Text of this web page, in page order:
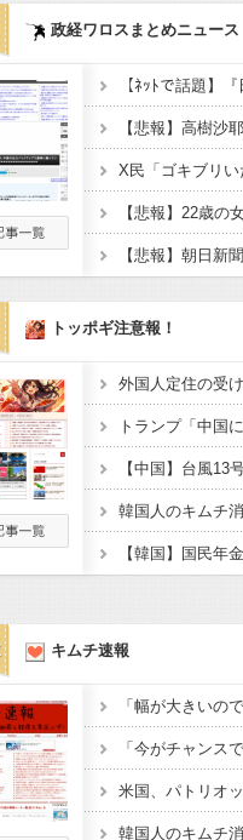
政経ワロスまとめニュース
トッポギ注意報！
キムチ速報